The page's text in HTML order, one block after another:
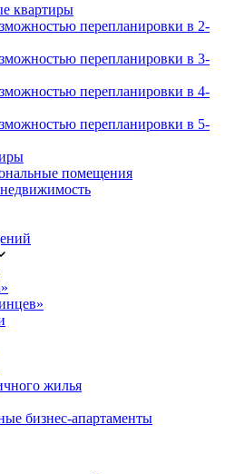
квартиры
перепланировки в 2-
перепланировки в 3-
перепланировки в 4-
перепланировки в 5-
помещения
жилья
бизнес-апартаменты